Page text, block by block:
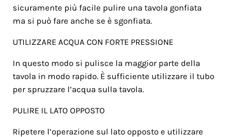
sicuramente più facile pulire una tavola gonfiata
ma si può fare anche se è sgonfiata.
UTILIZZARE ACQUA CON FORTE PRESSIONE
In questo modo si pulisce la maggior parte della
tavola in modo rapido. È sufficiente utilizzare il tubo
per spruzzare l’acqua sulla tavola.
PULIRE IL LATO OPPOSTO
Ripetere l’operazione sul lato opposto e utilizzare